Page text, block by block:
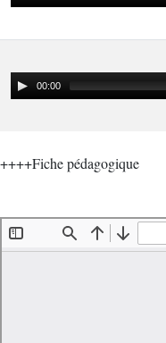
00:00
++++Fiche pédagogique